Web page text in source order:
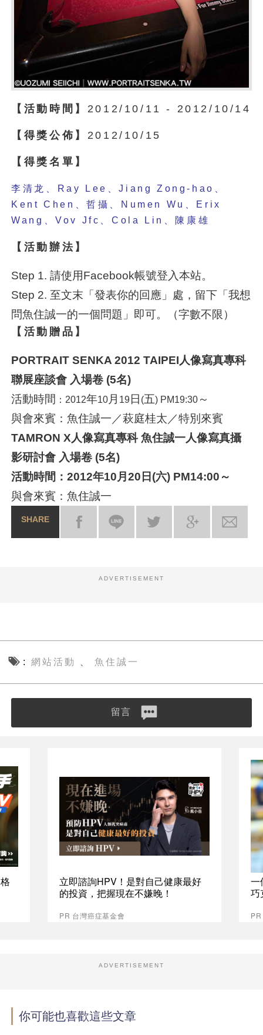
【活動時間】 2012/10/11 - 2012/10/14
【得獎公佈】 2012/10/15
【得獎名單】
李清龙、Ray Lee、Jiang Zong-hao、
Kent Chen、哲攝、Numen Wu、Erix
Wang、Vov Jfc、Cola Lin、陳康雄
【活動辦法】
Step 1. 請使用Facebook帳號登入本站。
Step 2. 至文末「發表你的回應」處，留下「我想
問魚住誠一的一個問題」即可。（字數不限）
【活動贈品】
PORTRAIT SENKA 2012 TAIPEI人像寫真專科
聯展座談會 入場卷 (5名)
活動時間 ：2012年10 月 19日 (五) PM19:30 ～
與會來賓：魚住誠一／萩庭桂太／特別來賓
TAMRON X人像寫真專科 魚住誠一人像寫真攝
影研討會 入場卷 (5名)
活動時間：2012年10月20日(六) PM14:00～
與會來賓：魚住誠一
SHARE
ADVERTISEMENT
網站活動 魚住誠一
留言
立即諮詢HPV！是對自己健康最好
的投資，把握現在不嫌晚！
PR 台灣癌症基金會
一
巧
ADVERTISEMENT
你可能也喜歡這些文章